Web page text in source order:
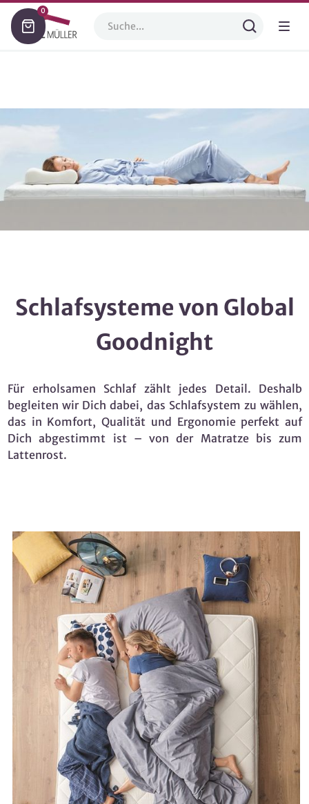
0
Schlafsysteme von Global
Goodnight
Für erholsamen Schlaf zählt jedes Detail. Deshalb
begleiten wir Dich dabei, das Schlafsystem zu wählen,
das in Komfort, Qualität und Ergonomie perfekt auf
Dich abgestimmt ist – von der Matratze bis zum
Lattenrost.